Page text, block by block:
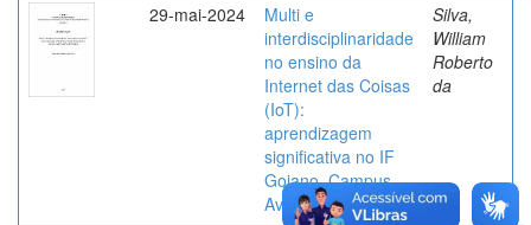
29-mai-2024
Multi e
interdisciplinaridade
no ensino da
Internet das Coisas
(IoT):
aprendizagem
significativa no IF
Goiano, Campus
Avançado Ipameri
Silva,
William
Roberto
da